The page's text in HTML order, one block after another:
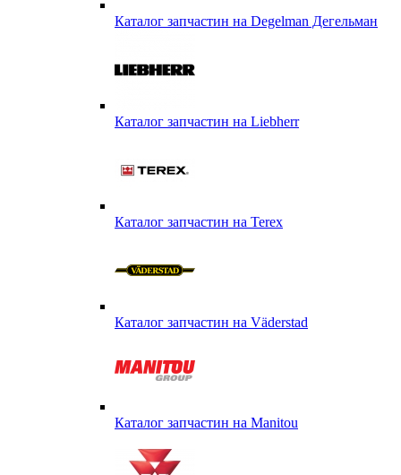
Каталог запчастин на Degelman Дегельман
Каталог запчастин на Liebherr
Каталог запчастин на Terex
Каталог запчастин на Väderstad
Каталог запчастин на Маnitou